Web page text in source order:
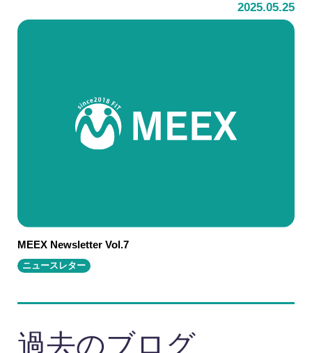
2025.05.25
MEEX Newsletter Vol.7
ニュースレター
過去のブログ